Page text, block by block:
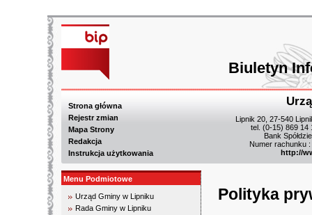
Biuletyn
Strona główna
Rejestr zmian
Mapa Strony
Redakcja
Instrukcja użytkowania
Lipnik 20, 27-540
tel. (0-15) 869 14
Bank
Numer rachunku
http://
Menu Podmiotowe
Urząd Gminy w Lipniku
Rada Gminy w Lipniku
Polityka